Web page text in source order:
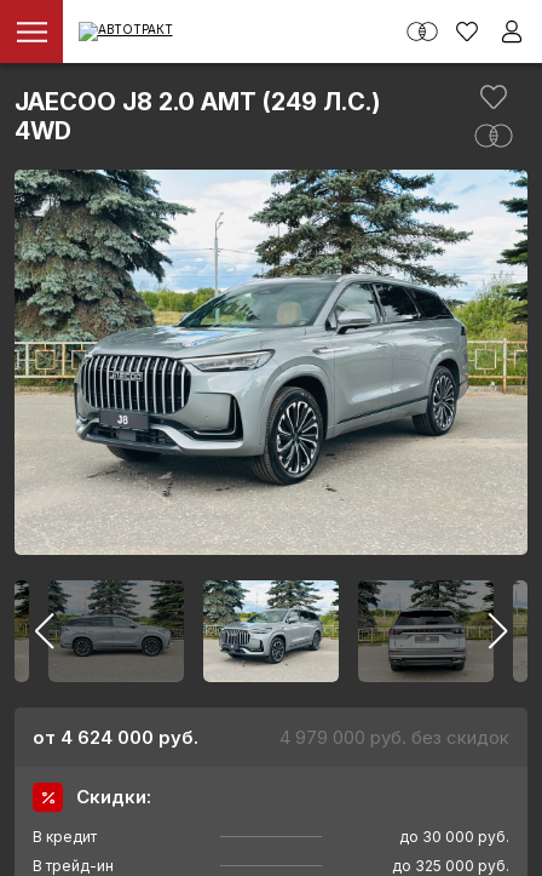
JAECOO J8 2.0 AMT (249 Л.С.)
4WD
от 4 624 000 руб. 4 979 000 руб. без скидок
Скидки:
В кредит
до 30 000 руб.
В трейд-ин
до 325 000 руб.